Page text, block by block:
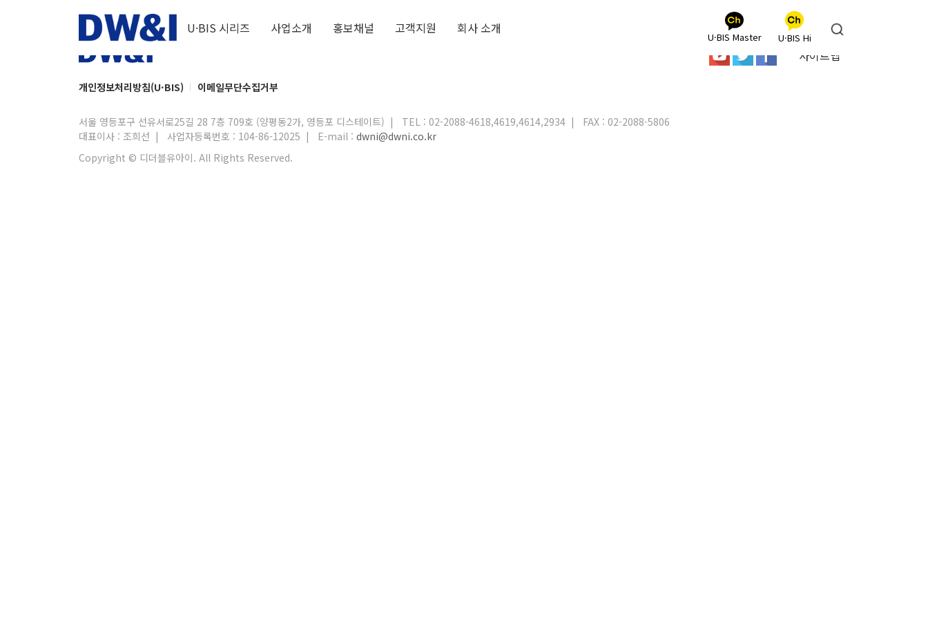
U·BIS 시리즈 사업소개 홍보채널 고객지원 회사 소개
U·BIS Master U·BIS Hi
개인정보처리방침(U·BIS) 이메일무단수집거부
사이트맵
서울 영등포구 선유서로25길 28 7층 709호 (양평동2가, 영등포 디스테이트) | TEL : 02-2088-4618,4619,4614,2934 | FAX : 02-2088-5806
대표이사 : 조희선 | 사업자등록번호 : 104-86-12025 | E-mail : dwni@dwni.co.kr
Copyright © 디더블유아이. All Rights Reserved.